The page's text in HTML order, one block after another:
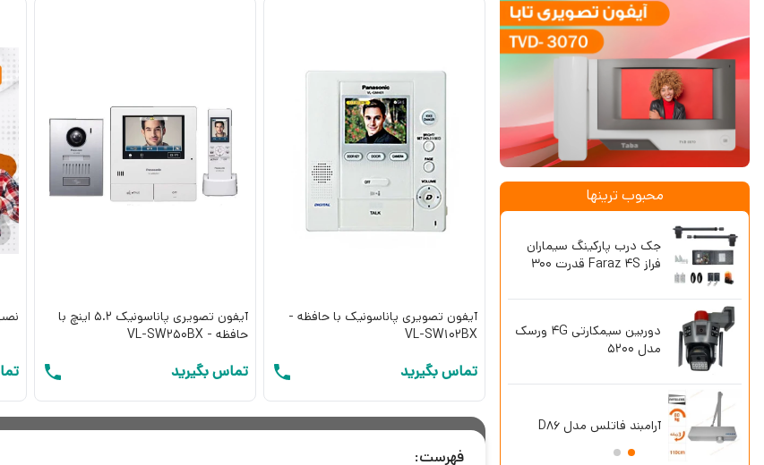
محبوب ترینها
جک درب پارکینگ سیماران
فراز Faraz 4S قدرت 300
دوربین سیمکارتی 4G ورسک
مدل 5200
ریموت بلوتوثی جک و کرکره
آرامبند فاتلس مدل D86
پکیج دزدگیر سایلکس با یک
چشمی باسیم با مرکز فرمان
SG8-Lite
آیفون تصویری پاناسونیک با حافظه -
VL-SW102BX
تماس بگیرید
آیفون تصویری پاناسونیک 5.2 اینچ با
حافظه - VL-SW250BX
تماس بگیرید
فهرست: